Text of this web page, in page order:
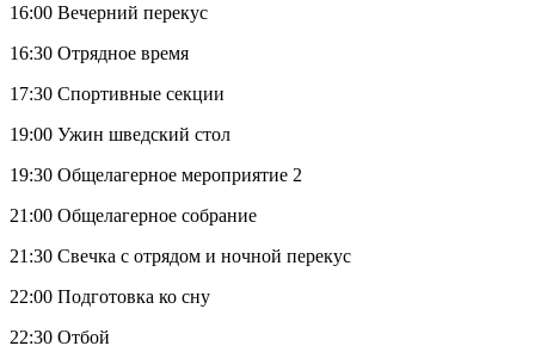
16:00 Вечерний перекус
16:30 Отрядное время
17:30 Спортивные секции
19:00 Ужин шведский стол
19:30 Общелагерное мероприятие 2
21:00 Общелагерное собрание
21:30 Свечка с отрядом и ночной перекус
22:00 Подготовка ко сну
22:30 Отбой